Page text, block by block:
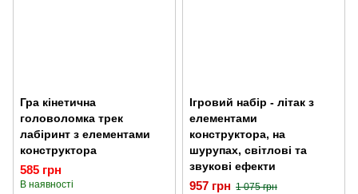
Гра кінетична
головоломка трек
лабіринт з елементами
конструктора
585 грн
В наявності
Ігровий набір - літак з
елементами
конструктора, на
шурупах, світлові та
звукові ефекти
957 грн 1 075 грн